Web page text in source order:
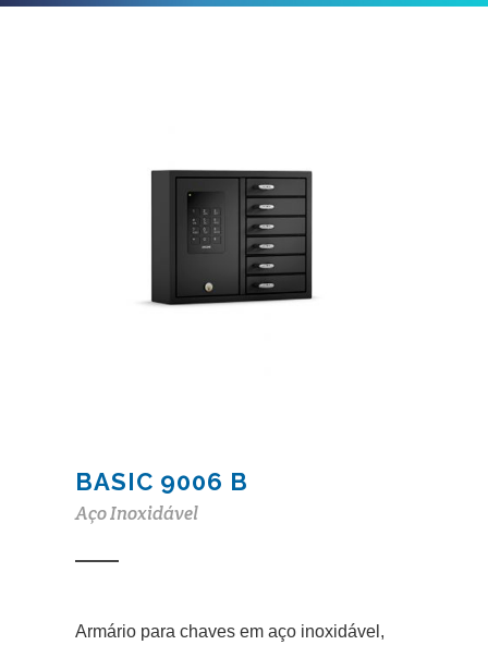
BASIC 9006 B
Aço Inoxidável
Armário para chaves em aço inoxidável,